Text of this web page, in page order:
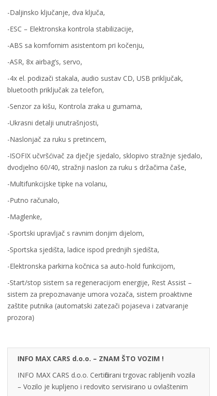
-Daljinsko ključanje, dva ključa,
-ESC – Elektronska kontrola stabilizacije,
-ABS sa komfornim asistentom pri kočenju,
-ASR, 8x airbag’s, servo,
-4x el. podizači stakala, audio sustav CD, USB priključak,
bluetooth priključak za telefon,
-Senzor za kišu, Kontrola zraka u gumama,
-Ukrasni detalji unutrašnjosti,
-Naslonjač za ruku s pretincem,
-ISOFIX učvršćivač za dječje sjedalo, sklopivo stražnje sjedalo,
dvodjelno 60/40, stražnji naslon za ruku s držačima čaše,
-Multifunkcijske tipke na volanu,
-Putno računalo,
-Maglenke,
-Sportski upravljač s ravnim donjim dijelom,
-Sportska sjedišta, ladice ispod prednjih sjedišta,
-Elektronska parkirna kočnica sa auto-hold funkcijom,
-Start/stop sistem sa regeneracijom energije, Rest Assist –
sistem za prepoznavanje umora vozača, sistem proaktivne
zaštite putnika (automatski zatezači pojaseva i zatvaranje
prozora)
INFO MAX CARS d.o.o. – ZNAM ŠTO VOZIM !
INFO MAX CARS d.o.o. Certificirani trgovac rabljenih vozila
– Vozilo je kupljeno i redovito servisirano u ovlaštenim